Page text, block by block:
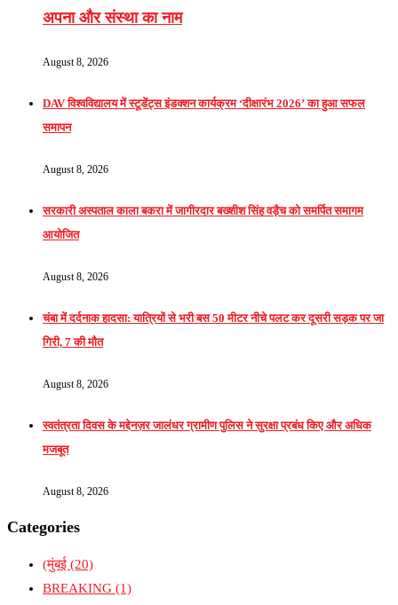
अपना और संस्था का नाम
August 8, 2026
DAV विश्वविद्यालय में स्टूडेंट्स इंडक्शन कार्यक्रम ‘दीक्षारंभ 2026’ का हुआ सफल
समापन
August 8, 2026
सरकारी अस्पताल काला बकरा में जागीरदार बख्शीश सिंह वड़ैच को समर्पित समागम
आयोजित
August 8, 2026
चंबा में दर्दनाक हादसा: यात्रियों से भरी बस 50 मीटर नीचे पलट कर दूसरी सड़क पर जा
गिरी, 7 की मौत
August 8, 2026
स्वतंत्रता दिवस के मद्देनज़र जालंधर ग्रामीण पुलिस ने सुरक्षा प्रबंध किए और अधिक
मजबूत
August 8, 2026
Categories
(मुंबई (20)
BREAKING (1)